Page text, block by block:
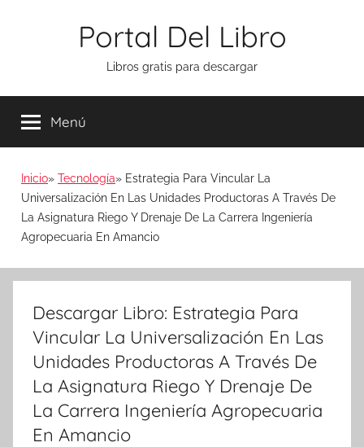
Portal Del Libro
Libros gratis para descargar
Menú
Inicio Tecnología
Estrategia Para Vincular La
Universalización En Las Unidades Productoras A Través De
La Asignatura Riego Y Drenaje De La Carrera Ingeniería
Agropecuaria En Amancio
Descargar Libro: Estrategia Para
Vincular La Universalización En Las
Unidades Productoras A Través De
La Asignatura Riego Y Drenaje De
La Carrera Ingeniería Agropecuaria
En Amancio